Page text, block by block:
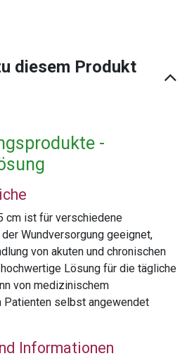
diesem Produkt
-
cm ist für verschiedene
Wundversorgung geeignet,
von akuten und chronischen
Lösung für die tägliche
von medizinischem
Patienten selbst angewendet
Informationen